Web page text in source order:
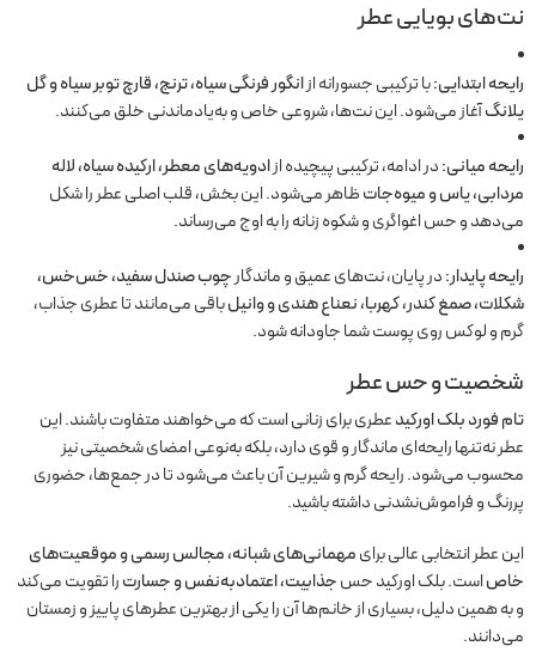
نت‌های بویایی عطر
رایحه ابتدایی:با ترکیبی جسورانه ازانگور فرنگی سیاه، ترنج، قارچ توبر سیاه و گل
یلانگآغاز می‌شود. این نت‌ها، شروعی خاص و به‌یادماندنی خلق می‌کنند.
رایحه میانی:در ادامه، ترکیبی پیچیده ازادویه‌های معطر، ارکیده سیاه، لاله
مردابی، یاس و میوه‌جاتظاهر می‌شود. این بخش، قلب اصلی عطر را شکل
می‌دهد و حس اغواگری و شکوه زنانه را به اوج می‌رساند.
رایحه پایدار:در پایان، نت‌های عمیق و ماندگارچوب صندل سفید، خس‌خس،
شکلات، صمغ کندر، کهربا، نعناع هندی و وانیلباقی می‌مانند تا عطری جذاب،
گرم و لوکس روی پوست شما جاودانه شود.
شخصیت و حس عطر
تام فورد بلک اورکیدعطری برای زنانی است که می‌خواهند متفاوت باشند. این
عطر نه‌تنها رایحه‌ای ماندگار و قوی دارد، بلکه به‌نوعی امضای شخصیتی نیز
محسوب می‌شود. رایحه گرم و شیرین آن باعث می‌شود تا در جمع‌ها، حضوری
پررنگ و فراموش‌نشدنی داشته باشید.
این عطر انتخابی عالی برایمهمانی‌های شبانه، مجالس رسمی و موقعیت‌های
خاصاست. بلک اورکید حسجذابیت، اعتمادبه‌نفس و جسارترا تقویت می‌کند
و به همین دلیل، بسیاری از خانم‌ها آن را یکی از بهترین عطرهای پاییز و زمستان
می‌دانند.